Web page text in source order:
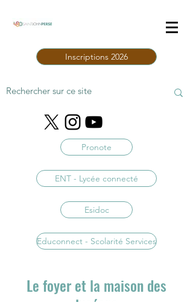
Inscriptions 2026
Pronote
ENT - Lycée connecté
Esidoc
Educonnect - Scolarité Services
Le foyer et la maison des